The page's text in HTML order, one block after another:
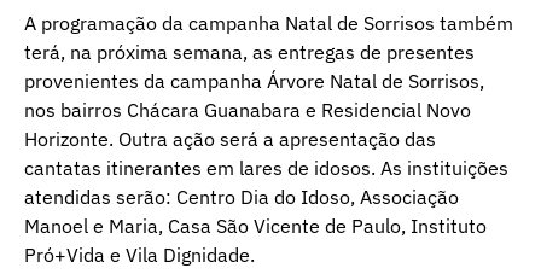
A programação da campanha Natal de Sorrisos também
terá, na próxima semana, as entregas de presentes
provenientes da campanha Árvore Natal de Sorrisos,
nos bairros Chácara Guanabara e Residencial Novo
Horizonte. Outra ação será a apresentação das
cantatas itinerantes em lares de idosos. As instituições
atendidas serão: Centro Dia do Idoso, Associação
Manoel e Maria, Casa São Vicente de Paulo, Instituto
Pró+Vida e Vila Dignidade.